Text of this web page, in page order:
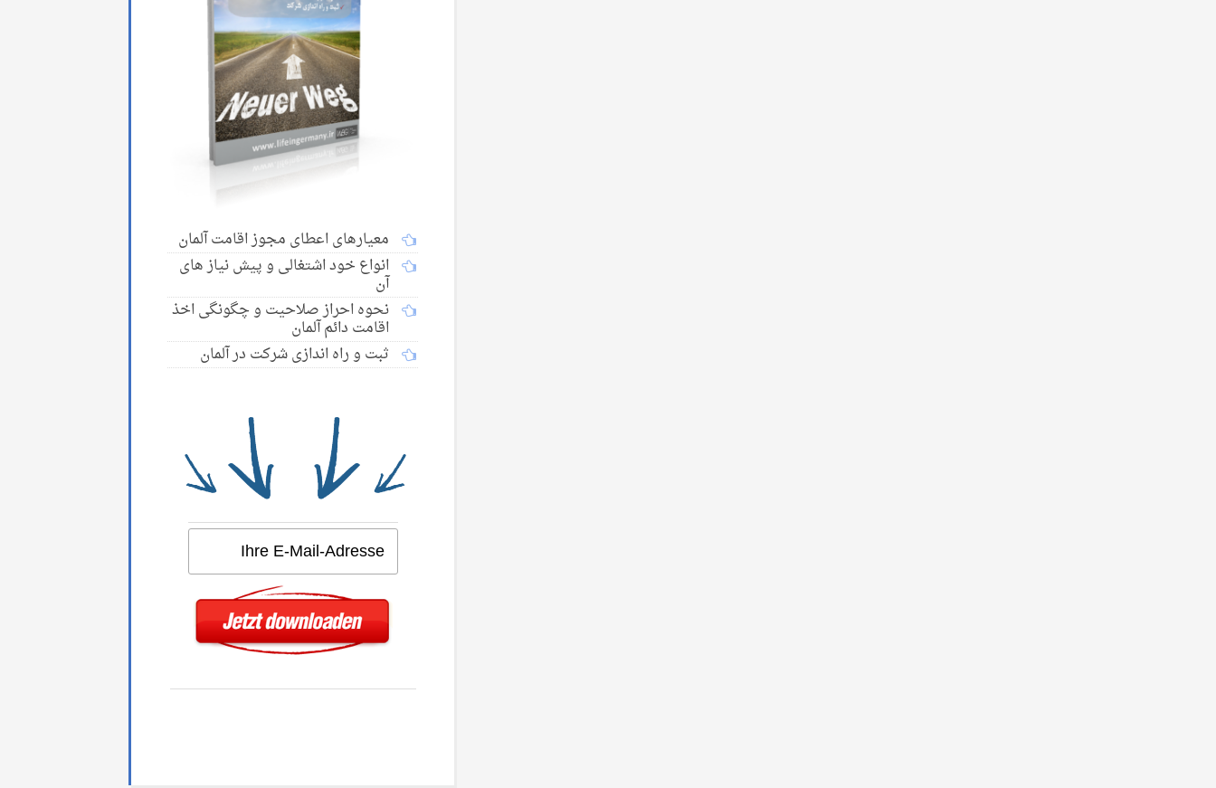
معیارهای اعطای مجوز اقامت آلمان
انواع خود اشتغالی و پیش نیاز های
آن
نحوه احراز صلاحیت و چگونگی اخذ
اقامت دائم آلمان
ثبت و راه اندازی شرکت در آلمان